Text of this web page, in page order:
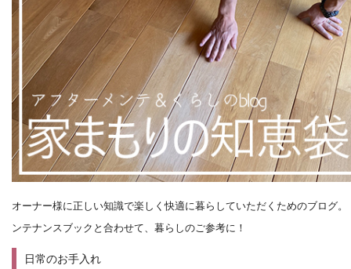
オーナー様に正しい知識で楽しく快適に暮らしていただくためのブログ。
ンテナンスブックと合わせて、暮らしのご参考に！
日常のお手入れ